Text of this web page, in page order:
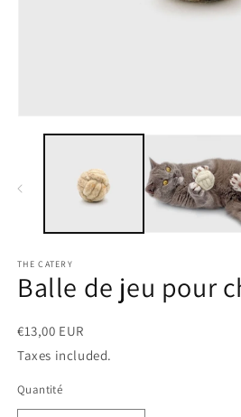
une
THE CATERY
Balle de jeu pour
€13,00 EUR
Taxes included.
Quantité
Quantité